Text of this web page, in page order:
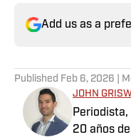
Add us as a
Published Feb 6, 2026 |
JOHN
20 años